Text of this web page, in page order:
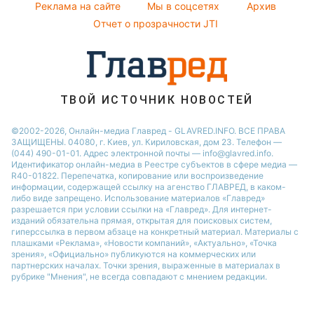
Пылевая буря
Реклама на сайте
Мы в соцсетях
Архив
Отчет о прозрачности JTI
ТВОЙ ИСТОЧНИК НОВОСТЕЙ
©2002-2026, Онлайн-медиа Главред - GLAVRED.INFO. ВСЕ ПРАВА
ЗАЩИЩЕНЫ. 04080, г. Киев, ул. Кириловская, дом 23. Телефон —
(044) 490-01-01. Адрес электронной почты — info@glavred.info.
Идентификатор онлайн-медиа в Реестре cубъектов в сфере медиа —
R40-01822. Перепечатка, копирование или воспроизведение
информации, содержащей ссылку на агенство ГЛАВРЕД, в каком-
либо виде запрещено. Использование материалов «Главред»
разрешается при условии ссылки на «Главред». Для интернет-
изданий обязательна прямая, открытая для поисковых систем,
гиперссылка в первом абзаце на конкретный материал. Материалы с
плашками «Реклама», «Новости компаний», «Актуально», «Точка
зрения», «Официально» публикуются на коммерческих или
партнерских началах. Точки зрения, выраженные в материалах в
рубрике "Мнения", не всегда совпадают с мнением редакции.